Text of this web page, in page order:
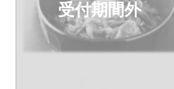
受付期間外